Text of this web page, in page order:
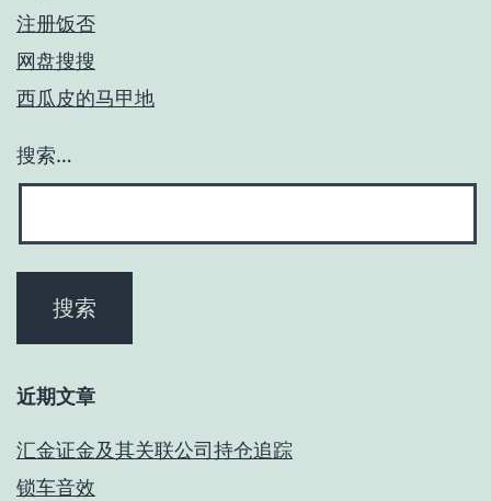
注册饭否
网盘搜搜
西瓜皮的马甲地
搜索…
近期文章
汇金证金及其关联公司持仓追踪
锁车音效